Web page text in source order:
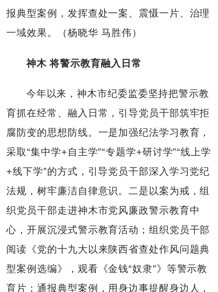
报典型案例，发挥查处一案、震慑一片、治理
一域效果。（杨晓华 马胜伟）
神木 将警示教育融入日常
今年以来，神木市纪委监委坚持把警示教
育抓在经常、融入日常，引导党员干部筑牢拒
腐防变的思想防线。一是加强纪法学习教育，
采取“集中学+自主学”“专题学+研讨学”“线上学
+线下学”的方式，引导党员干部深入学习党纪
法规，树牢廉洁自律意识。二是以案为戒，组
织党员干部走进神木市党风廉政警示教育中
心，开展沉浸式警示教育活动；组织党员干部
阅读《党的十九大以来陕西省查处作风问题典
型案例选编》，观看《金钱“奴隶”》等警示教
育片；通报典型案例，用身边事提醒身边人，